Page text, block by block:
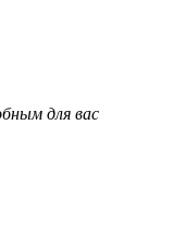
для вас